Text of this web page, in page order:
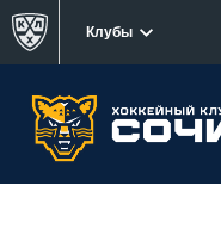
Клубы